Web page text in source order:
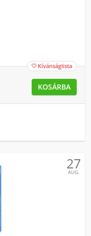
 Kívánságlista
KOSÁRBA
27
AUG.